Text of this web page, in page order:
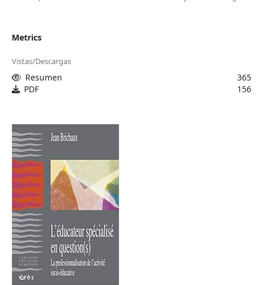
Metrics
Vistas/Descargas
Resumen
365
PDF
156